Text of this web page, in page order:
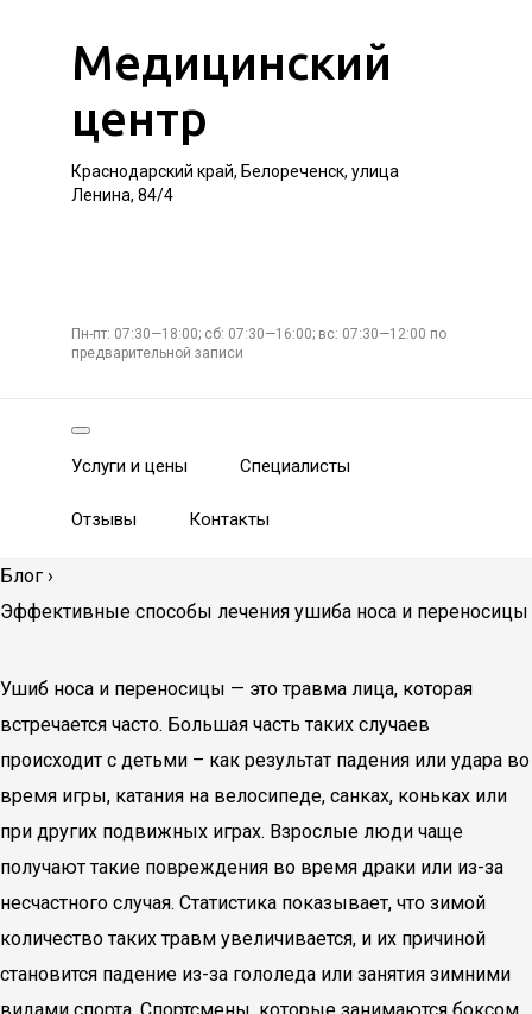
Медицинский
центр
Краснодарский край, Белореченск, улица
Ленина, 84/4
Пн-пт: 07:30—18:00; сб: 07:30—16:00; вс: 07:30—12:00 по
предварительной записи
Услуги и цены Специалисты
Отзывы Контакты
Блог ›
Эффективные способы лечения ушиба носа и переносицы
Ушиб носа и переносицы — это травма лица, которая
встречается часто. Большая часть таких случаев
происходит с детьми – как результат падения или удара во
время игры, катания на велосипеде, санках, коньках или
при других подвижных играх. Взрослые люди чаще
получают такие повреждения во время драки или из-за
несчастного случая. Статистика показывает, что зимой
количество таких травм увеличивается, и их причиной
становится падение из-за гололеда или занятия зимними